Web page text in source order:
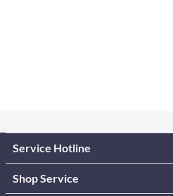
Service Hotline
Shop Service